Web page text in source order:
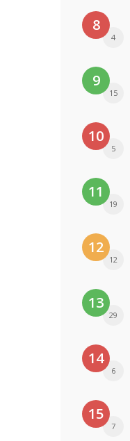
8
4
9
15
10
5
11
19
12
12
13
29
14
6
15
7